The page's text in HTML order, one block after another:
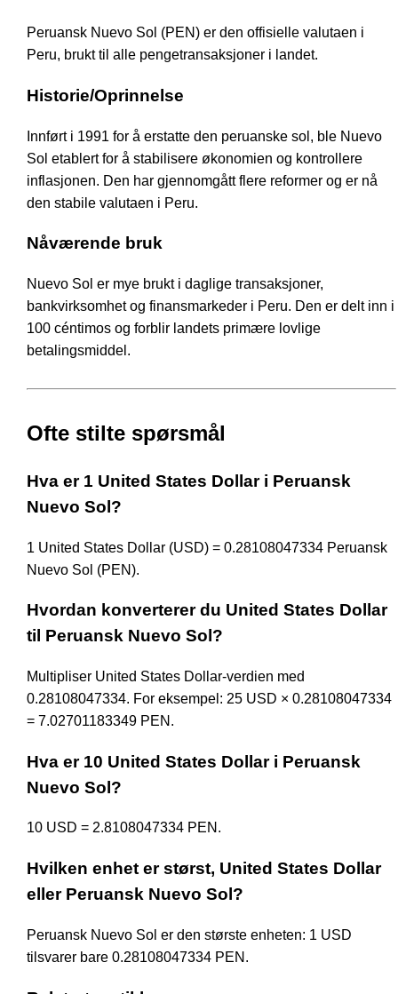
Peruansk Nuevo Sol (PEN) er den offisielle valutaen i
Peru, brukt til alle pengetransaksjoner i landet.
Historie/Oprinnelse
Innført i 1991 for å erstatte den peruanske sol, ble Nuevo
Sol etablert for å stabilisere økonomien og kontrollere
inflasjonen. Den har gjennomgått flere reformer og er nå
den stabile valutaen i Peru.
Nåværende bruk
Nuevo Sol er mye brukt i daglige transaksjoner,
bankvirksomhet og finansmarkeder i Peru. Den er delt inn i
100 céntimos og forblir landets primære lovlige
betalingsmiddel.
Ofte stilte spørsmål
Hva er 1 United States Dollar i Peruansk
Nuevo Sol?
1 United States Dollar (USD) = 0.28108047334 Peruansk
Nuevo Sol (PEN).
Hvordan konverterer du United States Dollar
til Peruansk Nuevo Sol?
Multipliser United States Dollar-verdien med
0.28108047334. For eksempel: 25 USD × 0.28108047334
= 7.02701183349 PEN.
Hva er 10 United States Dollar i Peruansk
Nuevo Sol?
10 USD = 2.8108047334 PEN.
Hvilken enhet er størst, United States Dollar
eller Peruansk Nuevo Sol?
Peruansk Nuevo Sol er den største enheten: 1 USD
tilsvarer bare 0.28108047334 PEN.